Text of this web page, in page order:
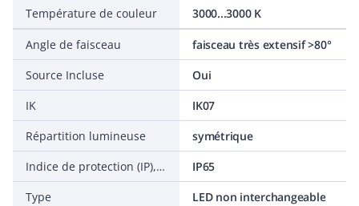
Température de couleur 3000...3000 K
Angle de faisceau
faisceau très extensif >80°
Source Incluse
Oui
IK
IK07
Répartition lumineuse
symétrique
Indice de protection (IP), face avant
IP65
Type
LED non interchangeable